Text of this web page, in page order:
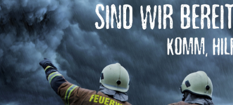
Beitragsautor
Vonadmin Veröffentlichungsdatum
28. Januar 2019
Georgsheil
10 Uhr wurde die Freiwillige Feuerwehr Uthwerdum zu
in den Georgsheiler Weg alarmiert. Dort war ein PKW von